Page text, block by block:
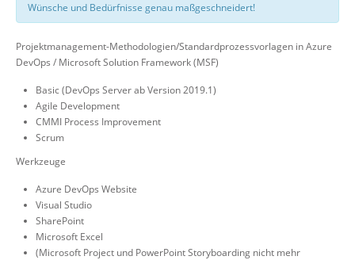
Wünsche und Bedürfnisse genau maßgeschneidert!
Projektmanagement-Methodologien/Standardprozessvorlagen in Azure
DevOps / Microsoft Solution Framework (MSF)
Basic (DevOps Server ab Version 2019.1)
Agile Development
CMMI Process Improvement
Scrum
Werkzeuge
Azure DevOps Website
Visual Studio
SharePoint
Microsoft Excel
(Microsoft Project und PowerPoint Storyboarding nicht mehr